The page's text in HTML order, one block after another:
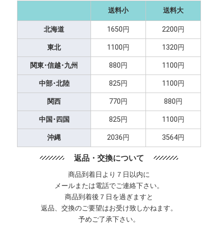
送料小
送料大
北海道 1650円 2200円
東北 1100円 1320円
関東･信越･九州 880円 1100円
中部･北陸 825円 1100円
関西 770円 880円
中国･四国 825円 1100円
沖縄 2036円 3564円
返品・交換について
商品到着日より７日以内に
メールまたは電話でご連絡下さい。
商品到着後７日を過ぎますと
返品、交換のご要望はお受け致しかねます。
予めご了承下さい。